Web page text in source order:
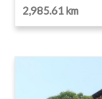
2,985.61 km